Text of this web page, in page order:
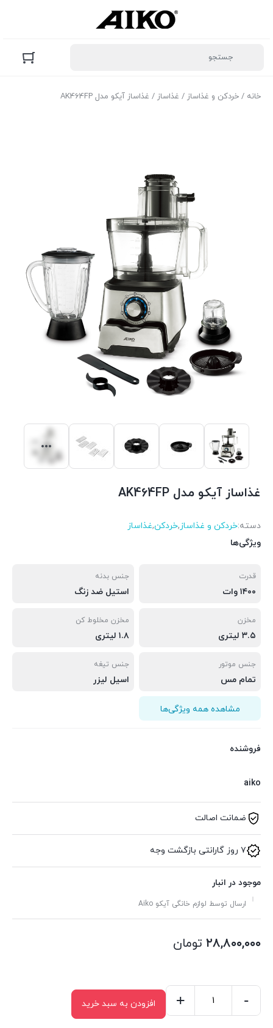
خانه / خردکن و غذاساز / غذاساز / غذاساز آیکو مدل AK464FP
غذاساز آیکو مدل AK464FP
دسته:خردکن و غذاساز,خردکن,غذاساز
ویژگی‌ها
قدرت
۱۴۰۰ وات
جنس بدنه
استیل ضد زنگ
مخزن
۳.۵ لیتری
مخزن مخلوط کن
۱.۸ لیتری
جنس موتور
تمام مس
جنس تیغه
اسیل لیزر
مشاهده همه ویژگی‌ها
فروشنده
aiko
ضمانت اصالت
۷ روز گارانتی بازگشت وجه
موجود در انبار
ارسال توسط لوازم خانگی آیکو Aiko
۲۸,۸۰۰,۰۰۰ تومان
-
+ افزودن به سبد خرید